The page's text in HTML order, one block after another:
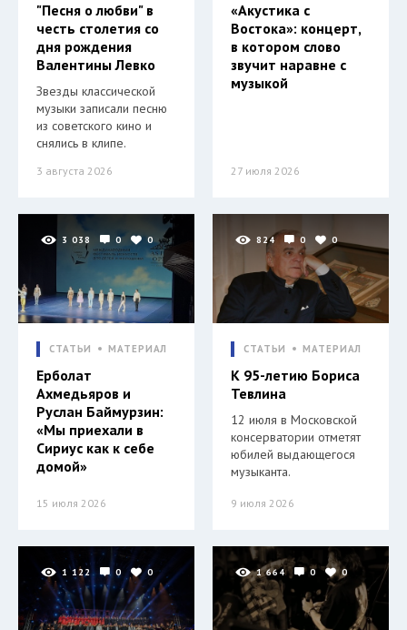
"Песня о любви" в
честь столетия со
дня рождения
Валентины Левко
Звезды классической
музыки записали песню
из советского кино и
снялись в клипе.
3 августа 2026
«Акустика с
Востока»: концерт,
в котором слово
звучит наравне с
музыкой
27 июля 2026
3 038 0 0
СТАТЬИ МАТЕРИАЛ
Ерболат
Ахмедьяров и
Руслан Баймурзин:
«Мы приехали в
Сириус как к себе
домой»
15 июля 2026
824 0 0
СТАТЬИ МАТЕРИАЛ
К 95-летию Бориса
Тевлина
12 июля в Московской
консерватории отметят
юбилей выдающегося
музыканта.
9 июля 2026
1 122 0 0 1 664 0 0